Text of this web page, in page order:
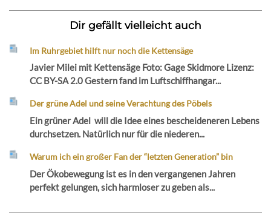
Dir gefällt vielleicht auch
Im Ruhrgebiet hilft nur noch die Kettensäge
Javier Milei mit Kettensäge Foto: Gage Skidmore Lizenz:
CC BY-SA 2.0 Gestern fand im Luftschiffhangar...
Der grüne Adel und seine Verachtung des Pöbels
Ein grüner Adel will die Idee eines bescheideneren Lebens
durchsetzen. Natürlich nur für die niederen...
Warum ich ein großer Fan der “letzten Generation” bin
Der Ökobewegung ist es in den vergangenen Jahren
perfekt gelungen, sich harmloser zu geben als...